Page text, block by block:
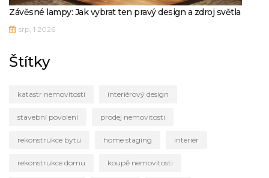
Závěsné lampy: Jak vybrat ten pravý design a zdroj světla
srp, 1 2026
Štítky
katastr nemovitostí interiérový design
stavební povolení prodej nemovitosti
rekonstrukce bytu home staging interiér
rekonstrukce domu koupě nemovitosti